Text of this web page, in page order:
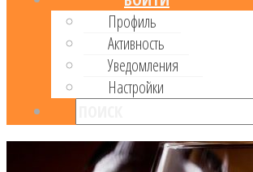
Профиль
Активность
Уведомления
Настройки